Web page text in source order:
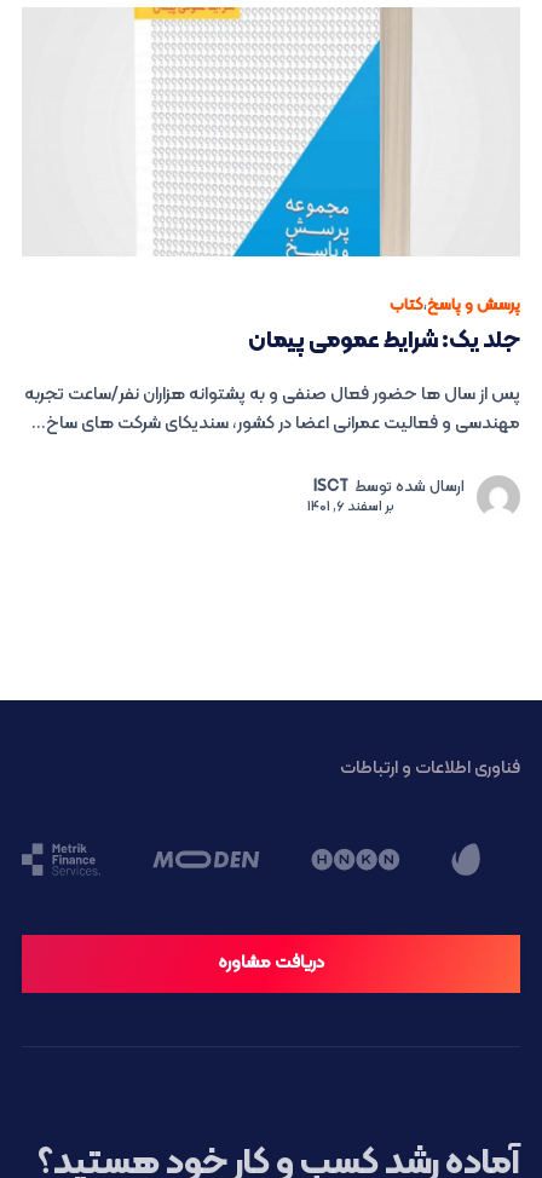
پرسش و پاسخ،کتاب
جلد یک: شرایط عمومی پیمان
پس از سال ها حضور فعال صنفی و به پشتوانه هزاران نفر/ساعت تجربه
مهندسی و فعالیت عمرانی اعضا در کشور، سندیکای شرکت های ساخ...
ارسال شده توسط ISCT
براسفند 6, 1401
فناوری اطلاعات و ارتباطات
دریافت مشاوره
آماده رشد کسب و کار خود هستید؟